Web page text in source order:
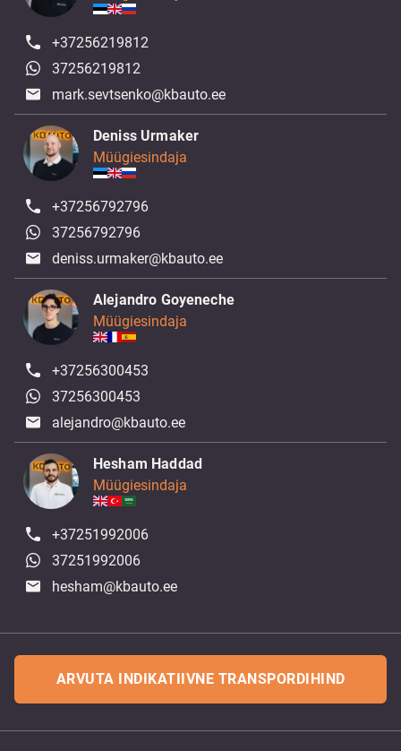
+37256219812
37256219812
mark.sevtsenko@kbauto.ee
Deniss Urmaker
Müügiesindaja
+37256792796
37256792796
deniss.urmaker@kbauto.ee
Alejandro Goyeneche
Müügiesindaja
+37256300453
37256300453
alejandro@kbauto.ee
Hesham Haddad
Müügiesindaja
+37251992006
37251992006
hesham@kbauto.ee
ARVUTA INDIKATIIVNE TRANSPORDIHIND